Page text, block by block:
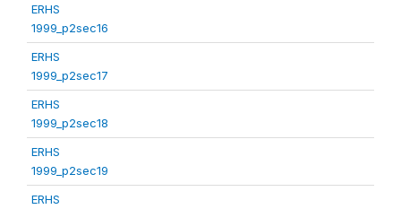
ERHS
1999_p2sec16
ERHS
1999_p2sec17
ERHS
1999_p2sec18
ERHS
1999_p2sec19
ERHS